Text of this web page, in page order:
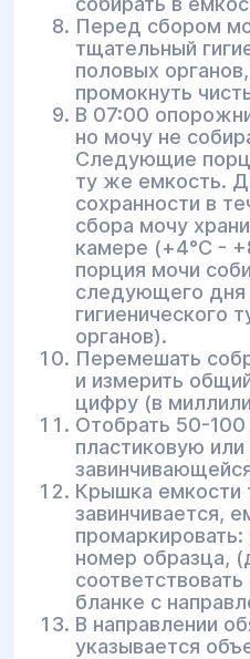
Перед сбором
тщательный
половых
промокнуть
В 07:00
но мочу не
Следующие
ту же емкость.
сохранности в
сбора мочу
камере (+4°С -
порция мочи
следующего дня
гигиенического
органов).
Перемешать
и измерить
цифру (в
Отобрать 50-
пластиковую
Крышка емкости
завинчивается,
номер образца,
бланке с
В направлении
указывается